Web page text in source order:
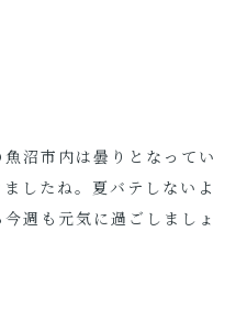
沼市内は曇りとなってい
したね。夏バテしないよ
週も元気に過ごしましょ